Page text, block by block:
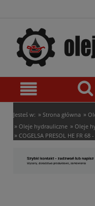
Jesteś w: » Strona główna »
» Oleje hydrauliczne » Oleje
» COGELSA PRESOL HE FR